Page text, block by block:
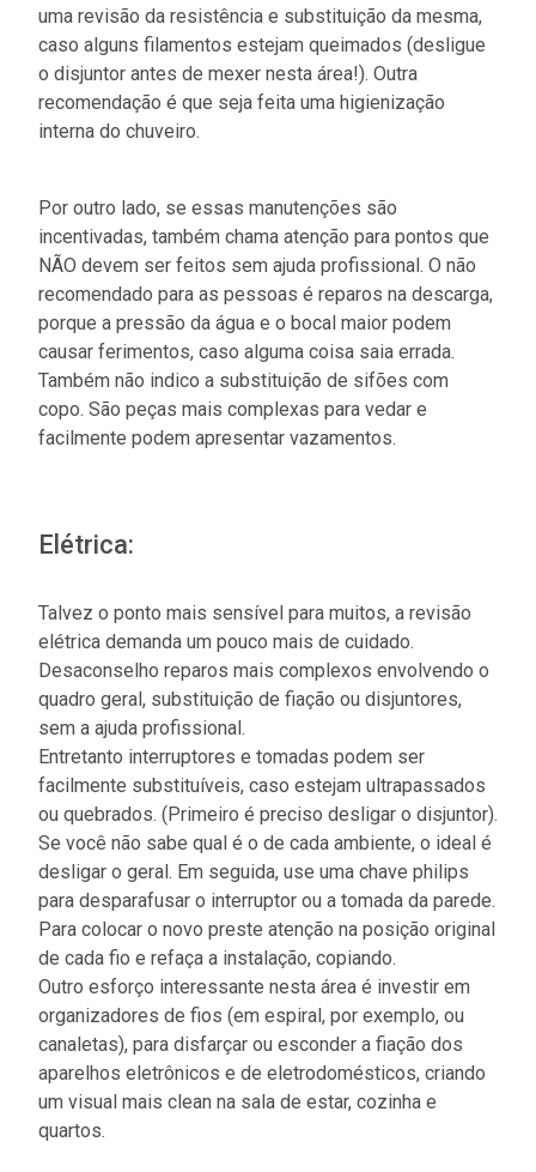
uma revisão da resistência e substituição da mesma,
caso alguns filamentos estejam queimados (desligue
o disjuntor antes de mexer nesta área!). Outra
recomendação é que seja feita uma higienização
interna do chuveiro.
Por outro lado, se essas manutenções são
incentivadas, também chama atenção para pontos que
NÃO devem ser feitos sem ajuda profissional. O não
recomendado para as pessoas é reparos na descarga,
porque a pressão da água e o bocal maior podem
causar ferimentos, caso alguma coisa saia errada.
Também não indico a substituição de sifões com
copo. São peças mais complexas para vedar e
facilmente podem apresentar vazamentos.
Elétrica:
Talvez o ponto mais sensível para muitos, a revisão
elétrica demanda um pouco mais de cuidado.
Desaconselho reparos mais complexos envolvendo o
quadro geral, substituição de fiação ou disjuntores,
sem a ajuda profissional.
Entretanto interruptores e tomadas podem ser
facilmente substituíveis, caso estejam ultrapassados
ou quebrados. (Primeiro é preciso desligar o disjuntor).
Se você não sabe qual é o de cada ambiente, o ideal é
desligar o geral. Em seguida, use uma chave philips
para desparafusar o interruptor ou a tomada da parede.
Para colocar o novo preste atenção na posição original
de cada fio e refaça a instalação, copiando.
Outro esforço interessante nesta área é investir em
organizadores de fios (em espiral, por exemplo, ou
canaletas), para disfarçar ou esconder a fiação dos
aparelhos eletrônicos e de eletrodomésticos, criando
um visual mais clean na sala de estar, cozinha e
quartos.